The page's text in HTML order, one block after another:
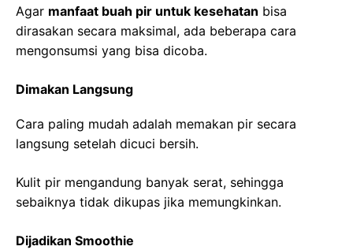
Agar manfaat buah pir untuk kesehatan bisa
dirasakan secara maksimal, ada beberapa cara
mengonsumsi yang bisa dicoba.
Dimakan Langsung
Cara paling mudah adalah memakan pir secara
langsung setelah dicuci bersih.
Kulit pir mengandung banyak serat, sehingga
sebaiknya tidak dikupas jika memungkinkan.
Dijadikan Smoothie